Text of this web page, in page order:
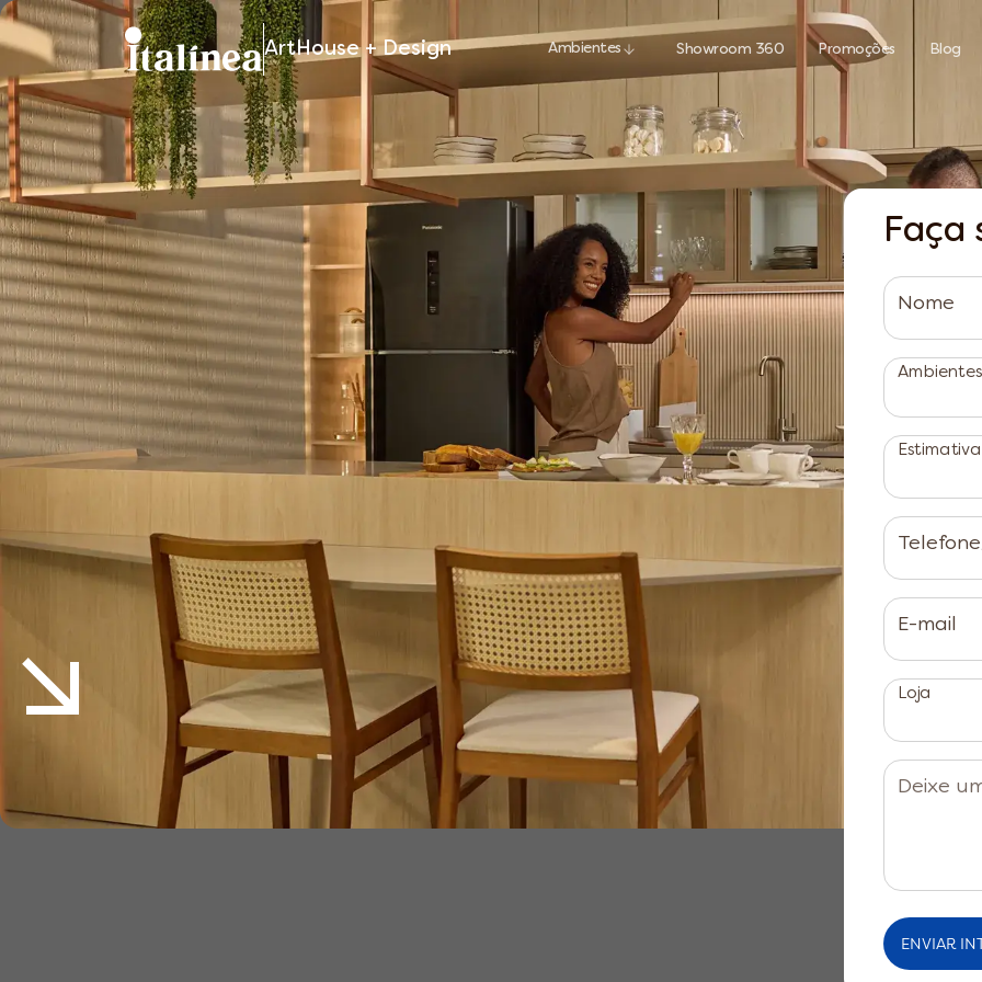
ArtHouse + Design
Móveis
Planejados
Ambientes Showroom 360 Promoções Blog
Faça
Nome
E-mail
Loja
Deixe
Não
ENVIAR